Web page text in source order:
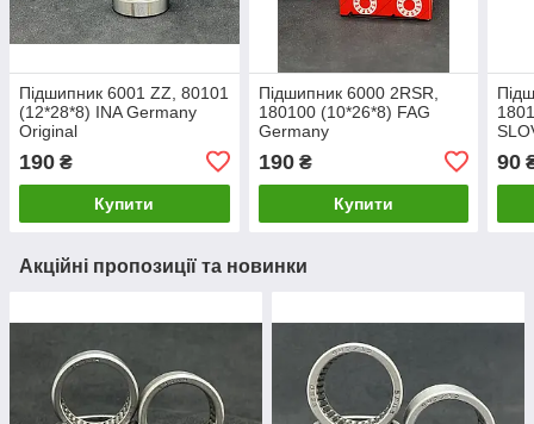
Підшипник 6001 ZZ, 80101
(12*28*8) INA Germany
Original
190 ₴
Купити
Підшипник 6000 2RSR,
180100 (10*26*8) FAG
Germany
190₴
Купити
90
Акційні пропозиції та новинки